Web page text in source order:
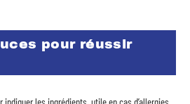
pour réussir